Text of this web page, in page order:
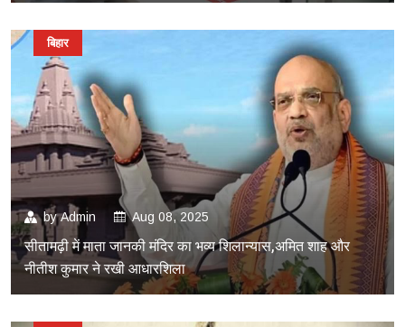
byAdmin Aug 08, 2025
सीतामढ़ी में माता जानकी मंदिर का भव्य शिलान्यास,अमित शाह और
नीतीश कुमार ने रखी आधारशिला
बिहार